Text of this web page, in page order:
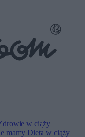
w ciąży
mamy Dieta w ciąży